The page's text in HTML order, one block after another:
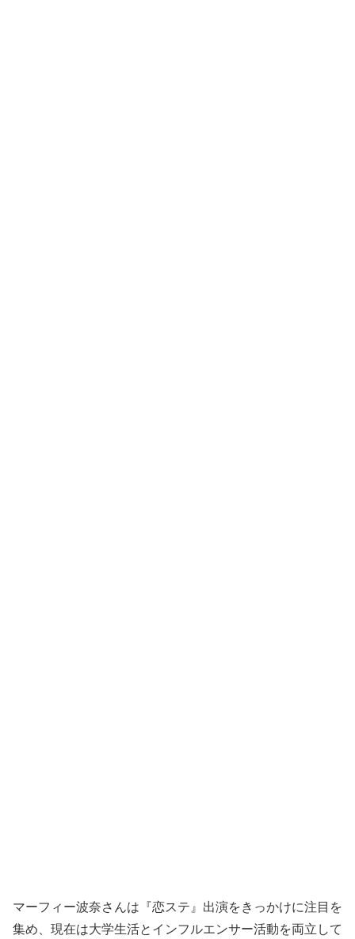
マーフィー波奈さんは『恋ステ』出演をきっかけに注目を
集め、現在は大学生活とインフルエンサー活動を両立して